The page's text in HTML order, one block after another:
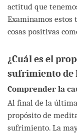
actitud que
Examinamos estos
cosas positivas
¿Cuál es el
sufrimiento de
Comprender la
Al final de la última
propósito de
sufrimiento. La